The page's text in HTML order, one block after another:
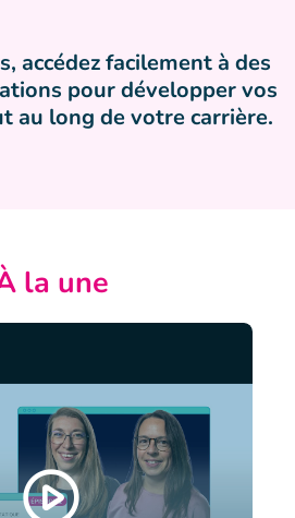
accédez facilement à des
pour développer vos
au long de votre carrière.
la une